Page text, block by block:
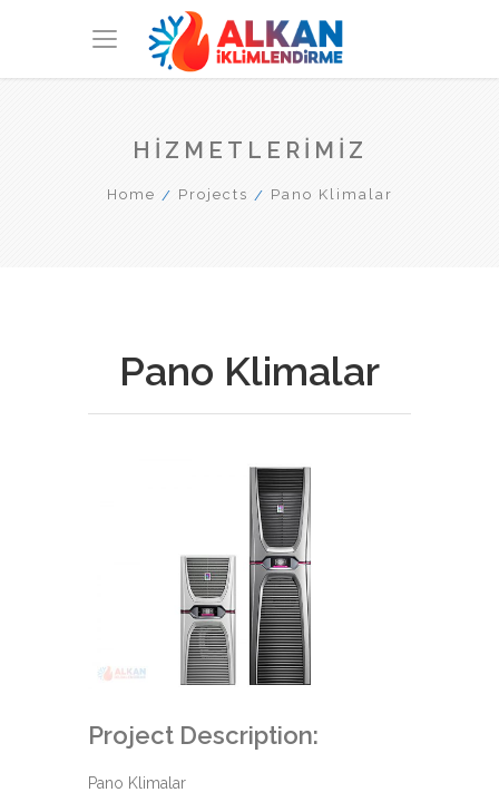
HIZMETLERIMIZ
Home Projects Pano Klimalar
Pano Klimalar
Project Description:
Pano Klimalar